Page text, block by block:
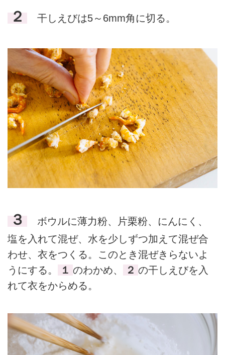
２ 干しえびは5～6mm角に切る。
３
ボウルに薄力粉、片栗粉、にんにく、
塩を入れて混ぜ、水を少しずつ加えて混ぜ合
わせ、衣をつくる。このとき混ぜきらないよ
うにする。
１ のわかめ、 ２ の干しえびを入
れて衣をからめる。